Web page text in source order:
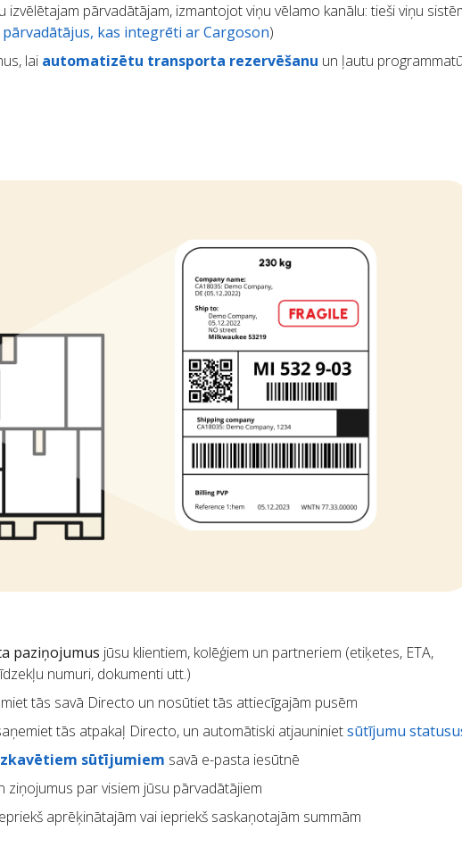
izvēlētajam pārvadātājam, izmantojot viņu vēlamo kanālu: tieši viņu
pārvadātājus, kas integrēti ar Cargoson)
lai automatizētu transporta rezervēšanu un ļautu
paziņojumus jūsu klientiem, kolēģiem un partneriem (etiķetes, ETA,
numuri, dokumenti utt.)
tās savā Directo un nosūtiet tās attiecīgajām pusēm
tās atpakaļ Directo, un automātiski atjauninietsūtījumu
sūtījumiem savā e-pasta iesūtnē
ziņojumus par visiem jūsu pārvadātājiem
aprēķinātajām vai iepriekš saskaņotajām summām